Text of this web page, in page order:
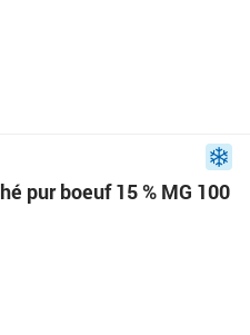
pur boeuf 15 % MG 100